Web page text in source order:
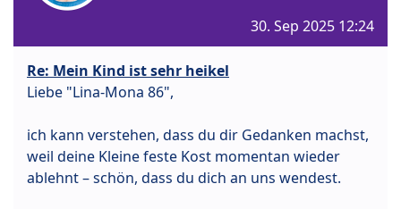
30. Sep 2025 12:24
Re: Mein Kind ist sehr heikel
Liebe "Lina-Mona 86",
ich kann verstehen, dass du dir Gedanken machst,
weil deine Kleine feste Kost momentan wieder
ablehnt – schön, dass du dich an uns wendest.